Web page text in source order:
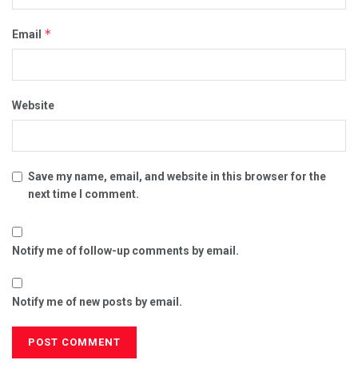
Email *
Website
Save my name, email, and website in this browser for the
next time I comment.
Notify me of follow-up comments by email.
Notify me of new posts by email.